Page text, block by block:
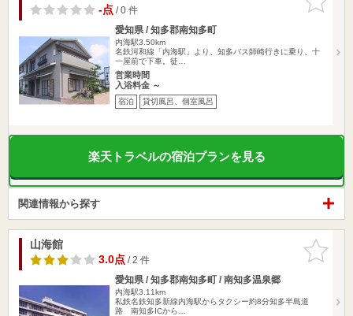
りに追加
-点/ 0 件
愛知県 / 知多郡南知多町
内海駅3.50km
名鉄河和線「内海駅」より、知多バス師崎行きに乗り、十
一屋前で下車。徒…
営業時間
入浴料金 ～
宿泊 貸切風呂、個室風呂
楽天トラベルの宿泊プランを見る
関連情報から探す
お気に入
りに追加
山海館
3.0点/ 2 件
愛知県 / 知多郡南知多町 / 南知多温泉郷
内海駅3.11km
私鉄名鉄知多新線内海駅からタクシー約8分知多半島道
路 南知多ICから…